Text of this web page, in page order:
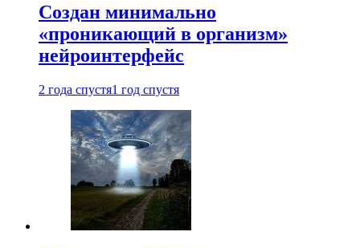
Создан минимально
«проникающий в организм»
нейроинтерфейс
2 года спустя1 год спустя